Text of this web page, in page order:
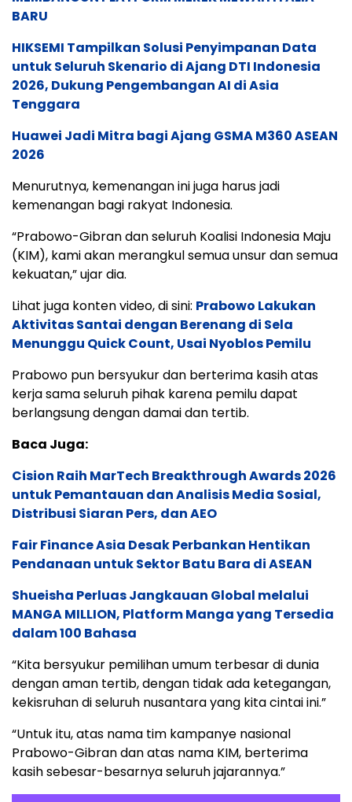
BARU
HIKSEMI Tampilkan Solusi Penyimpanan Data
untuk Seluruh Skenario di Ajang DTI Indonesia
2026, Dukung Pengembangan AI di Asia
Tenggara
Huawei Jadi Mitra bagi Ajang GSMA M360 ASEAN
2026
Menurutnya, kemenangan ini juga harus jadi
kemenangan bagi rakyat Indonesia.
“Prabowo-Gibran dan seluruh Koalisi Indonesia Maju
(KIM), kami akan merangkul semua unsur dan semua
kekuatan,” ujar dia.
Lihat juga konten video, di sini: Prabowo Lakukan
Aktivitas Santai dengan Berenang di Sela
Menunggu Quick Count, Usai Nyoblos Pemilu
Prabowo pun bersyukur dan berterima kasih atas
kerja sama seluruh pihak karena pemilu dapat
berlangsung dengan damai dan tertib.
Baca Juga:
Cision Raih MarTech Breakthrough Awards 2026
untuk Pemantauan dan Analisis Media Sosial,
Distribusi Siaran Pers, dan AEO
Fair Finance Asia Desak Perbankan Hentikan
Pendanaan untuk Sektor Batu Bara di ASEAN
Shueisha Perluas Jangkauan Global melalui
MANGA MILLION, Platform Manga yang Tersedia
dalam 100 Bahasa
“Kita bersyukur pemilihan umum terbesar di dunia
dengan aman tertib, dengan tidak ada ketegangan,
kekisruhan di seluruh nusantara yang kita cintai ini.”
“Untuk itu, atas nama tim kampanye nasional
Prabowo-Gibran dan atas nama KIM, berterima
kasih sebesar-besarnya seluruh jajarannya.”